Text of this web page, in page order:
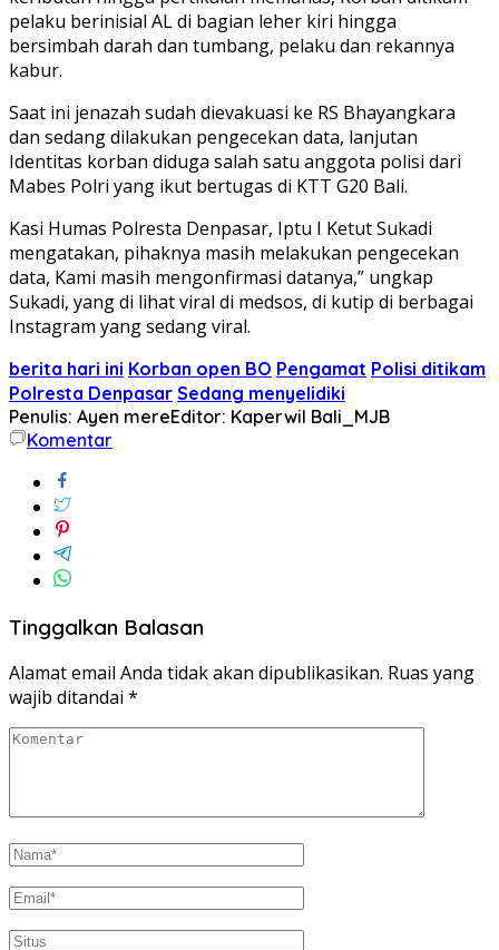
pelaku berinisial AL di bagian leher kiri hingga
bersimbah darah dan tumbang, pelaku dan rekannya
kabur.
Saat ini jenazah sudah dievakuasi ke RS Bhayangkara
dan sedang dilakukan pengecekan data, lanjutan
Identitas korban diduga salah satu anggota polisi dari
Mabes Polri yang ikut bertugas di KTT G20 Bali.
Kasi Humas Polresta Denpasar, Iptu I Ketut Sukadi
mengatakan, pihaknya masih melakukan pengecekan
data, Kami masih mengonfirmasi datanya,” ungkap
Sukadi, yang di lihat viral di medsos, di kutip di berbagai
Instagram yang sedang viral.
berita hari ini Korban open BO Pengamat Polisi ditikam
Polresta Denpasar Sedang menyelidiki
Penulis: Ayen mereEditor: Kaperwil Bali_MJB
Komentar
Tinggalkan Balasan
Alamat email Anda tidak akan dipublikasikan. Ruas yang
wajib ditandai *